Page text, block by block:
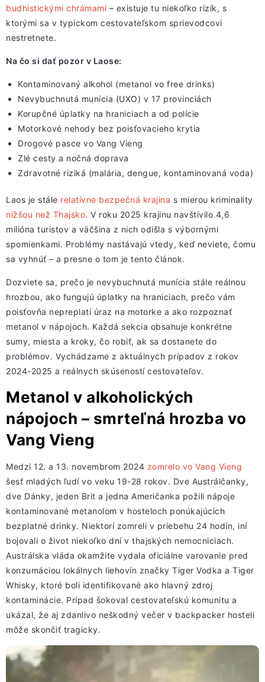
budhistickými chrámami – existuje tu niekoľko rizík, s
ktorými sa v typickom cestovateľskom sprievodcovi
nestretnete.
Na čo si dať pozor v Laose:
Kontaminovaný alkohol (metanol vo free drinks)
Nevybuchnutá munícia (UXO) v 17 provinciách
Korupčné úplatky na hraniciach a od polície
Motorkové nehody bez poisťovacieho krytia
Drogové pasce vo Vang Vieng
Zlé cesty a nočná doprava
Zdravotné riziká (malária, dengue, kontaminovaná voda)
Laos je stále relatívne bezpečná krajina s mierou kriminality
nižšou než Thajsko. V roku 2025 krajinu navštívilo 4,6
milióna turistov a väčšina z nich odišla s výbornými
spomienkami. Problémy nastávajú vtedy, keď neviete, čomu
sa vyhnúť – a presne o tom je tento článok.
Dozviete sa, prečo je nevybuchnutá munícia stále reálnou
hrozbou, ako fungujú úplatky na hraniciach, prečo vám
poisťovňa nepreplatí úraz na motorke a ako rozpoznať
metanol v nápojoch. Každá sekcia obsahuje konkrétne
sumy, miesta a kroky, čo robiť, ak sa dostanete do
problémov. Vychádzame z aktuálnych prípadov z rokov
2024-2025 a reálnych skúseností cestovateľov.
Metanol v alkoholických
nápojoch – smrteľná hrozba vo
Vang Vieng
Medzi 12. a 13. novembrom 2024 zomrelo vo Vang Vieng
šesť mladých ľudí vo veku 19-28 rokov. Dve Austrálčanky,
dve Dánky, jeden Brit a jedna Američanka požili nápoje
kontaminované metanolom v hosteloch ponúkajúcich
bezplatné drinky. Niektorí zomreli v priebehu 24 hodín, iní
bojovali o život niekoľko dní v thajských nemocniciach.
Austrálska vláda okamžite vydala oficiálne varovanie pred
konzumáciou lokálnych liehovín značky Tiger Vodka a Tiger
Whisky, ktoré boli identifikované ako hlavný zdroj
kontaminácie. Prípad šokoval cestovateľskú komunitu a
ukázal, že aj zdanlivo neškodný večer v backpacker hosteli
môže skončiť tragicky.